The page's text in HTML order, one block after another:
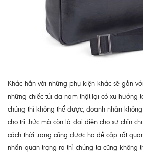
Khác hẳn với những phụ kiện khác sẽ gắn
những chiếc túi da nam thật lại có xu hướng
chúng thì không thể được, doanh nhân
cho tri thức mà còn là đại diện cho sự chỉn
cách thời trang cũng được họ đề cập rất
nhấn quan trọng ra thì chúng ta cũng không